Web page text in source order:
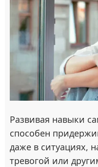
Развивая навыки
способен
даже в ситуациях,
тревогой или